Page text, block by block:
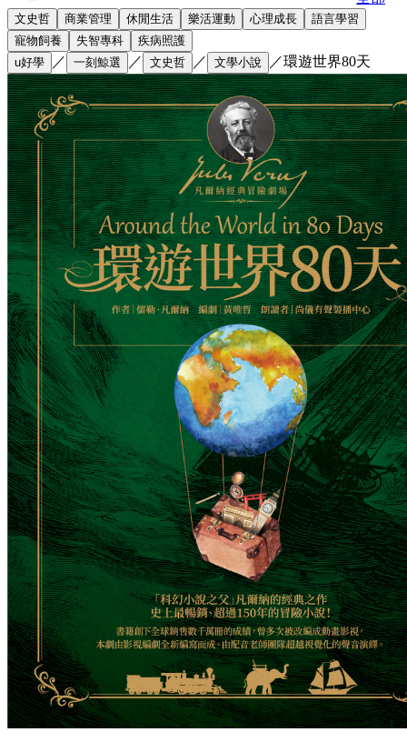
文史哲 商業管理 休閒生活 樂活運動 心理成長
語言學習
寵物飼養
失智專科
疾病照護
u好學
／ 一刻鯨選 ／ 文史哲 ／ 文學小說 ／環遊世界80天